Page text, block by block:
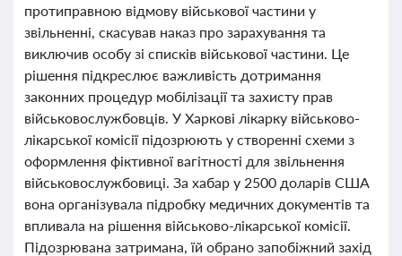
протиправною відмову військової частини у
звільненні, скасував наказ про зарахування та
виключив особу зі списків військової частини. Це
рішення підкреслює важливість дотримання
законних процедур мобілізації та захисту прав
військовослужбовців. У Харкові лікарку військово-
лікарської комісії підозрюють у створенні схеми з
оформлення фіктивної вагітності для звільнення
військовослужбовиці. За хабар у 2500 доларів США
вона організувала підробку медичних документів та
впливала на рішення військово-лікарської комісії.
Підозрювана затримана, їй обрано запобіжний захід